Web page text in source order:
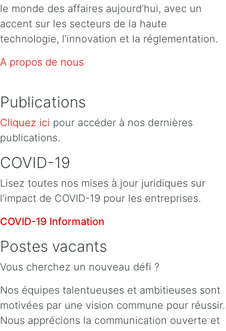
le monde des affaires aujourd’hui, avec un
accent sur les secteurs de la haute
technologie, l’innovation et la réglementation.
A propos de nous
Publications
Cliquez ici pour accéder à nos dernières
publications.
COVID-19
Lisez toutes nos mises à jour juridiques sur
l’impact de COVID-19 pour les entreprises.
COVID-19 Information
Postes vacants
Vous cherchez un nouveau défi ?
Nos équipes talentueuses et ambitieuses sont
motivées par une vision commune pour réussir.
Nous apprécions la communication ouverte et